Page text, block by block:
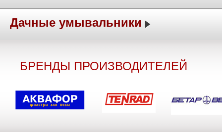
Дачные умывальники
БРЕНДЫ ПРОИЗВОДИТЕЛЕЙ